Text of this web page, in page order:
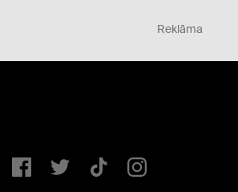
Reklāma